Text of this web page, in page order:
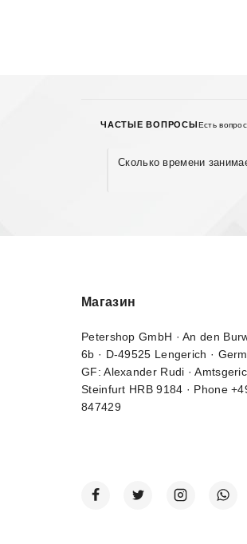
ЧАСТЫЕ ВОПРОСЫЕсть
Сколько времени
Магазин
Petershop GmbH · An den
6b · D-49525 Lengerich ·
GF: Alexander Rudi ·
Steinfurt HRB 9184 · Phone
847429